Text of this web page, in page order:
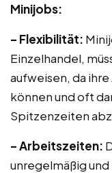
Minijobs:
– Flexibilität:
Einzelhandel,
aufweisen, da
können und oft
Spitzenzeiten
– Arbeitszeiten:
unregelmäßig